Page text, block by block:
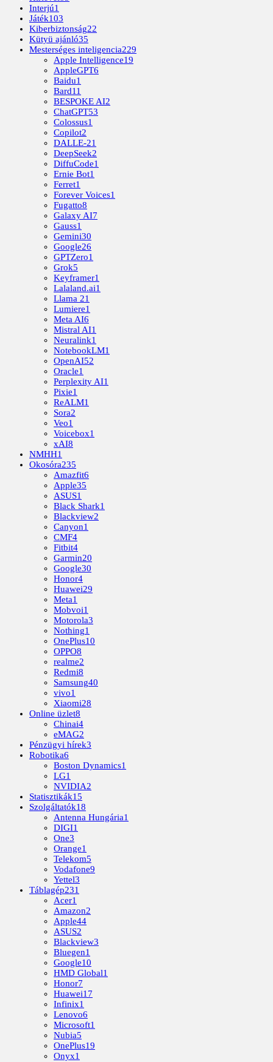
Interjú1
Játék103
Kiberbiztonság22
Kütyü ajánló35
Mesterséges inteligencia229
Apple Intelligence19
AppleGPT6
Baidu1
Bard11
BESPOKE AI2
ChatGPT53
Colossus1
Copilot2
DALLE-21
DeepSeek2
DiffuCode1
Ernie Bot1
Ferret1
Forever Voices1
Fugatto8
Galaxy AI7
Gauss1
Gemini30
Google26
GPTZero1
Grok5
Keyframer1
Lalaland.ai1
Llama 21
Lumiere1
Meta AI6
Mistral AI1
Neuralink1
NotebookLM1
OpenAI52
Oracle1
Perplexity AI1
Pixie1
ReALM1
Sora2
Veo1
Voicebox1
xAI8
NMHH1
Okosóra235
Amazfit6
Apple35
ASUS1
Black Shark1
Blackview2
Canyon1
CMF4
Fitbit4
Garmin20
Google30
Honor4
Huawei29
Meta1
Mobvoi1
Motorola3
Nothing1
OnePlus10
OPPO8
realme2
Redmi8
Samsung40
vivo1
Xiaomi28
Online üzlet8
Chinai4
eMAG2
Pénzügyi hírek3
Robotika6
Boston Dynamics1
LG1
NVIDIA2
Statisztikák15
Szolgáltatók18
Antenna Hungária1
DIGI1
One3
Orange1
Telekom5
Vodafone9
Yettel3
Táblagép231
Acer1
Amazon2
Apple44
ASUS2
Blackview3
Bluegen1
Google10
HMD Global1
Honor7
Huawei17
Infinix1
Lenovo6
Microsoft1
Nubia5
OnePlus19
Onyx1